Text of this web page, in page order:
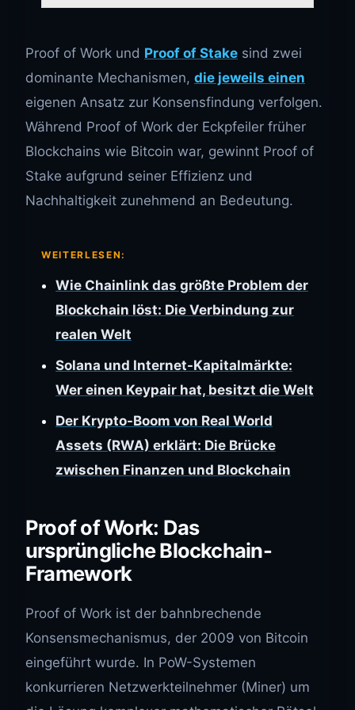
Proof of Work und Proof of Stake sind zwei
dominante Mechanismen, die jeweils einen
eigenen Ansatz zur Konsensfindung verfolgen.
Während Proof of Work der Eckpfeiler früher
Blockchains wie Bitcoin war, gewinnt Proof of
Stake aufgrund seiner Effizienz und
Nachhaltigkeit zunehmend an Bedeutung.
WEITERLESEN:
Wie Chainlink das größte Problem der
Blockchain löst: Die Verbindung zur
realen Welt
Solana und Internet-Kapitalmärkte:
Wer einen Keypair hat, besitzt die Welt
Der Krypto-Boom von Real World
Assets (RWA) erklärt: Die Brücke
zwischen Finanzen und Blockchain
Proof of Work: Das
ursprüngliche Blockchain-
Framework
Proof of Work ist der bahnbrechende
Konsensmechanismus, der 2009 von Bitcoin
eingeführt wurde. In PoW-Systemen
konkurrieren Netzwerkteilnehmer (Miner) um